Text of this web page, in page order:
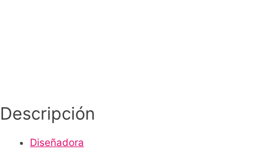
Descripción
Diseñadora